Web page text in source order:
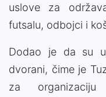
uslove za
futsalu, odbojci i
Dodao je da su
dvorani, čime je
za organizaciju